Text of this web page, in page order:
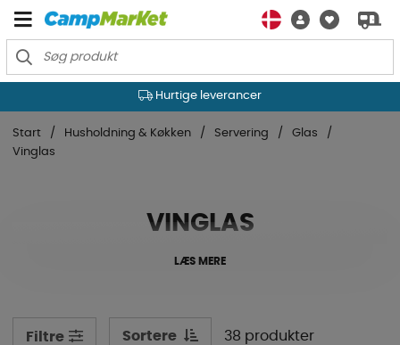
Hurtige leverancer
Start Husholdning & Køkken Servering
Glas
Vinglas
VINGLAS
LÆS MERE
Filtre Sortere 38 produkter